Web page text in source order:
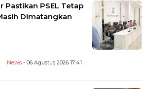
Pastikan PSEL Tetap
Dimatangkan
News - 06 Agustus 2026 17:41